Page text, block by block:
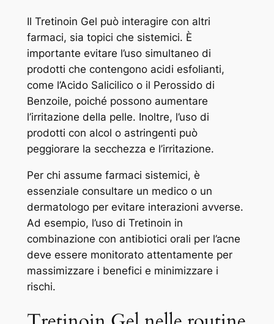
Il Tretinoin Gel può interagire con altri
farmaci, sia topici che sistemici. È
importante evitare l’uso simultaneo di
prodotti che contengono acidi esfolianti,
come l’Acido Salicilico o il Perossido di
Benzoile, poiché possono aumentare
l’irritazione della pelle. Inoltre, l’uso di
prodotti con alcol o astringenti può
peggiorare la secchezza e l’irritazione.
Per chi assume farmaci sistemici, è
essenziale consultare un medico o un
dermatologo per evitare interazioni avverse.
Ad esempio, l’uso di Tretinoin in
combinazione con antibiotici orali per l’acne
deve essere monitorato attentamente per
massimizzare i benefici e minimizzare i
rischi.